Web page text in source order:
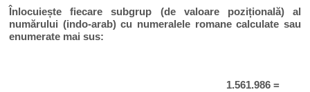
Înlocuiește fiecare subgrup (de valoare pozițională) al
numărului (indo-arab) cu numeralele romane calculate sau
enumerate mai sus:
1.561.986 =